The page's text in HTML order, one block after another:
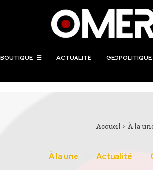
BOUTIQUE ACTUALITÉ GÉOPOLITIQUE
Accueil À la
À la une Actualité